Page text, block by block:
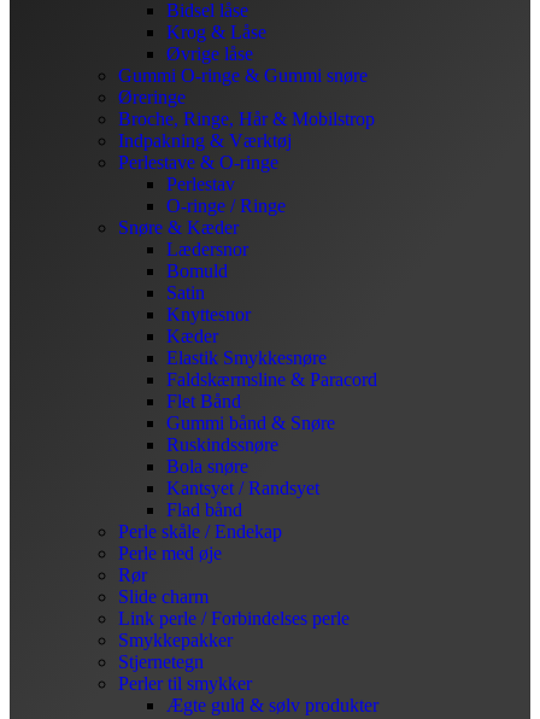
Bidsel låse
Krog & Låse
Øvrige låse
Gummi O-ringe & Gummi snøre
Øreringe
Broche, Ringe, Hår & Mobilstrop
Indpakning & Værktøj
Perlestave & O-ringe
Perlestav
O-ringe / Ringe
Snøre & Kæder
Lædersnor
Bomuld
Satin
Knyttesnor
Kæder
Elastik Smykkesnøre
Faldskærmsline & Paracord
Flet Bånd
Gummi bånd & Snøre
Ruskindssnøre
Bola snøre
Kantsyet / Randsyet
Flad bånd
Perle skåle / Endekap
Perle med øje
Rør
Slide charm
Link perle / Forbindelses perle
Smykkepakker
Stjernetegn
Perler til smykker
Ægte guld & sølv produkter